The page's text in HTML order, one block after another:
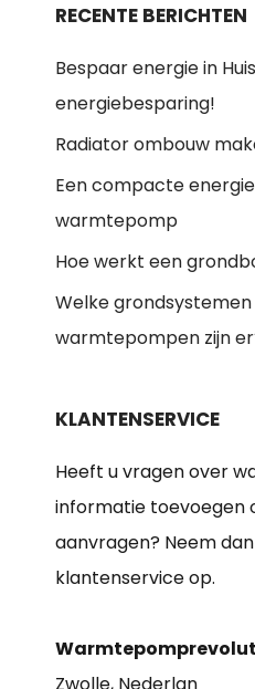
RECENTE BERICHTEN
Bespaar energie in
energiebesparing!
Radiator ombouw
Een compacte
warmtepomp
Hoe werkt een
Welke
warmtepompen zijn
KLANTENSERVICE
Heeft u vragen over
informatie toevoegen
aanvragen? Neem
klantenservice op.
Zwolle, Nederlan